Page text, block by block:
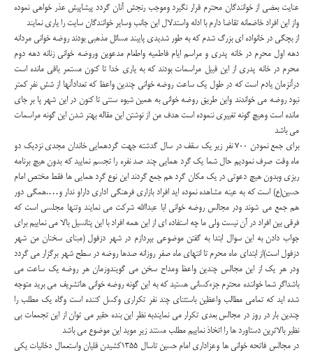
عنایت بعضی از خوانندگان محترم قرار نگیرد وموجب رنجش آنان گردد پیشاپیش عذر خواهی نموده
واز این افراد خاضعانه تقاضا دارم با ادله واستدلال این جانب وسایر خوانندگان سایت را یاری نمایند
از بچگی در خانواده ای بزرگ شدم که به طور شدیدی پایبند مسائل مذهبی بودند روضه خوانی مردانه
دهه اول محرم در خانه پدری و مراسم ایام فاطمیه واطعام مدعوین وروضه خوانی زنانه دهه دوم
محرم در خانه پدری از این قبیل مراسمات بودند که به یاری خدا تا کنون مستمر باقی مانده است
درآنزمان یادم است که در طول یک ساعت روضه خوانی چندین واعظ که تعدادآنها از شش نفر کمتر
نبود روضه می خواندند واین طریق روضه خوانی به همین شیوه سنتی تا کنون در این شهر پا بر جای
مانده است وهیچ گونه تغییری ننموده است هدف من از نوشتن این مقاله بهتر شدن این گونه مراسمات
می باشد
برای جمع نمودن 700 نفر زیر یک سقف در سال گدشته جهت گردهمایی خاندان مجدی نزدیک دو
ماه وقت صرف نمودیم حال شما یک گرد همایی چند صد نفره را تجسم نمایید که بدون هیچ برنامه
ریزی وبدون هیچ دعوتی در یک مکان گرد هم جمع گردند این نوع گرد همایی ها فقط مختص امام
حسین(ع) است که به عینه مشاهده نموده اید افراد بازاری فرهنگی اداری داراو ندار و….همگی دور
هم جمع می شوند ودر مجالس روضه خوانی ابا عبداالله شرکت می نمایند وتنها مجلسی است که
فرقی بین افراد در آن نیست ولی ما چه استفاده ای از این همه افراد با این پتانسیل بالا می نماییم برای
جواب دادن به این سوال ابتدا به گفتن موضوعی بپردازم در شهر دزفول (مبنای سخنان من شهر
دزفول است)از ابتدای ماه محرم تا انتهای ماه صفر روزانه صدها روضه در سطح شهر برگزار می گردد
ودر هر یک از این مجالس چندین واعظ ومداح سخن می گویندوزمان هر روضه یک ساعت می
باشداگر شما خواننده محترم جزءکسانی هستید که به این گونه روضه خوانی هاتشریف می برید متوجه
شده اید که تمامی مطالب واعظین باستثنای چند نفر تکراری وکسل کننده است وگاه یک مطلب را
چندین بار در روز در مجالس بعدی تکرار می نمایندبه نظر این بنده حقیر می توان از این تجمعات بی
نظیر بالاترین دستاورد ها را اتخاذ نماییم مطلب مستند زیر موید این موضوع می باشد
در مجالس فاتحه خوانی ها وعزاداری امام حسین تاسال 1355کشیدن قلیان واستعمال دخانیات یکی